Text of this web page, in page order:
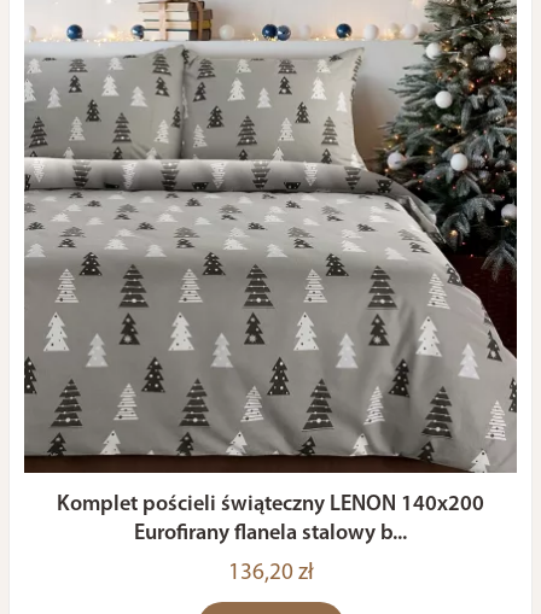
Komplet pościeli świąteczny LENON 140x200
Eurofirany flanela stalowy b...
136,20 zł